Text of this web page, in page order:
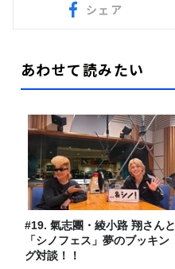
シェア
あわせて読みたい
#19. 氣志團・綾小路 翔さんと
「シノフェス」夢のブッキン
グ対談！！